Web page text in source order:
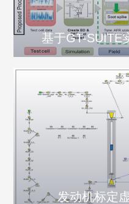
基于GT-SUITE
发动机标定